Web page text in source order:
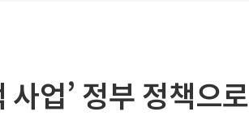
업’ 정부 정책으로
19:36
김민석, 제주·인천 경선 모두 1위…누적 득표